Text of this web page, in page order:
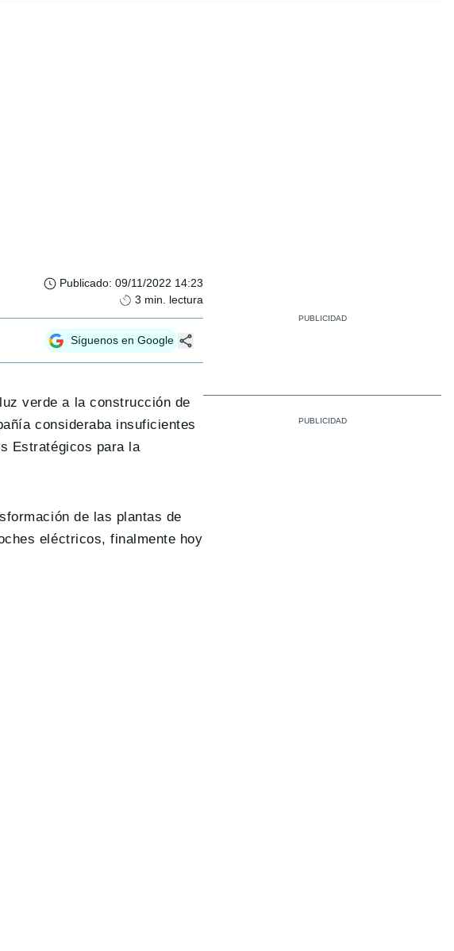
Publicado: 09/11/2022 14:23
3 min. lectura
Síguenos en Google
verde a la construcción de
consideraba insuficientes
Estratégicos para la
de las plantas de
eléctricos, finalmente hoy